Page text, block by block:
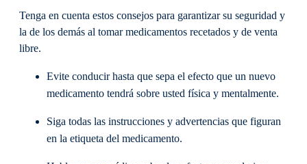
Tenga en cuenta estos consejos para garantizar su seguridad y
la de los demás al tomar medicamentos recetados y de venta
libre.
Evite conducir hasta que sepa el efecto que un nuevo
medicamento tendrá sobre usted física y mentalmente.
Siga todas las instrucciones y advertencias que figuran
en la etiqueta del medicamento.